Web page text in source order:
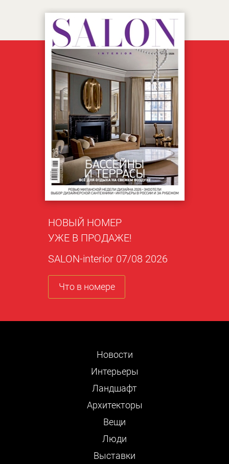
НОВЫЙ НОМЕР
УЖЕ В ПРОДАЖЕ!
SALON-interior 07/08 2026
Что в номере
Новости
Интерьеры
Ландшафт
Архитекторы
Вещи
Люди
Выставки